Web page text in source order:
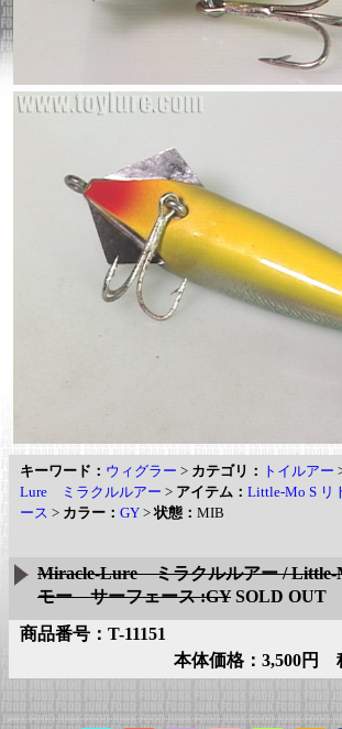
キーワード： ウィグラー > カテゴリ： トイルアー
Lure ミラクルルアー > アイテム： Little-Mo S
ース > カラー： GY >状態： MIB
Miracle-Lure ミラクルルアー / Little-
モー サーフェース :GYSOLD OUT
商品番号：T-11151
本体価格：3,500円